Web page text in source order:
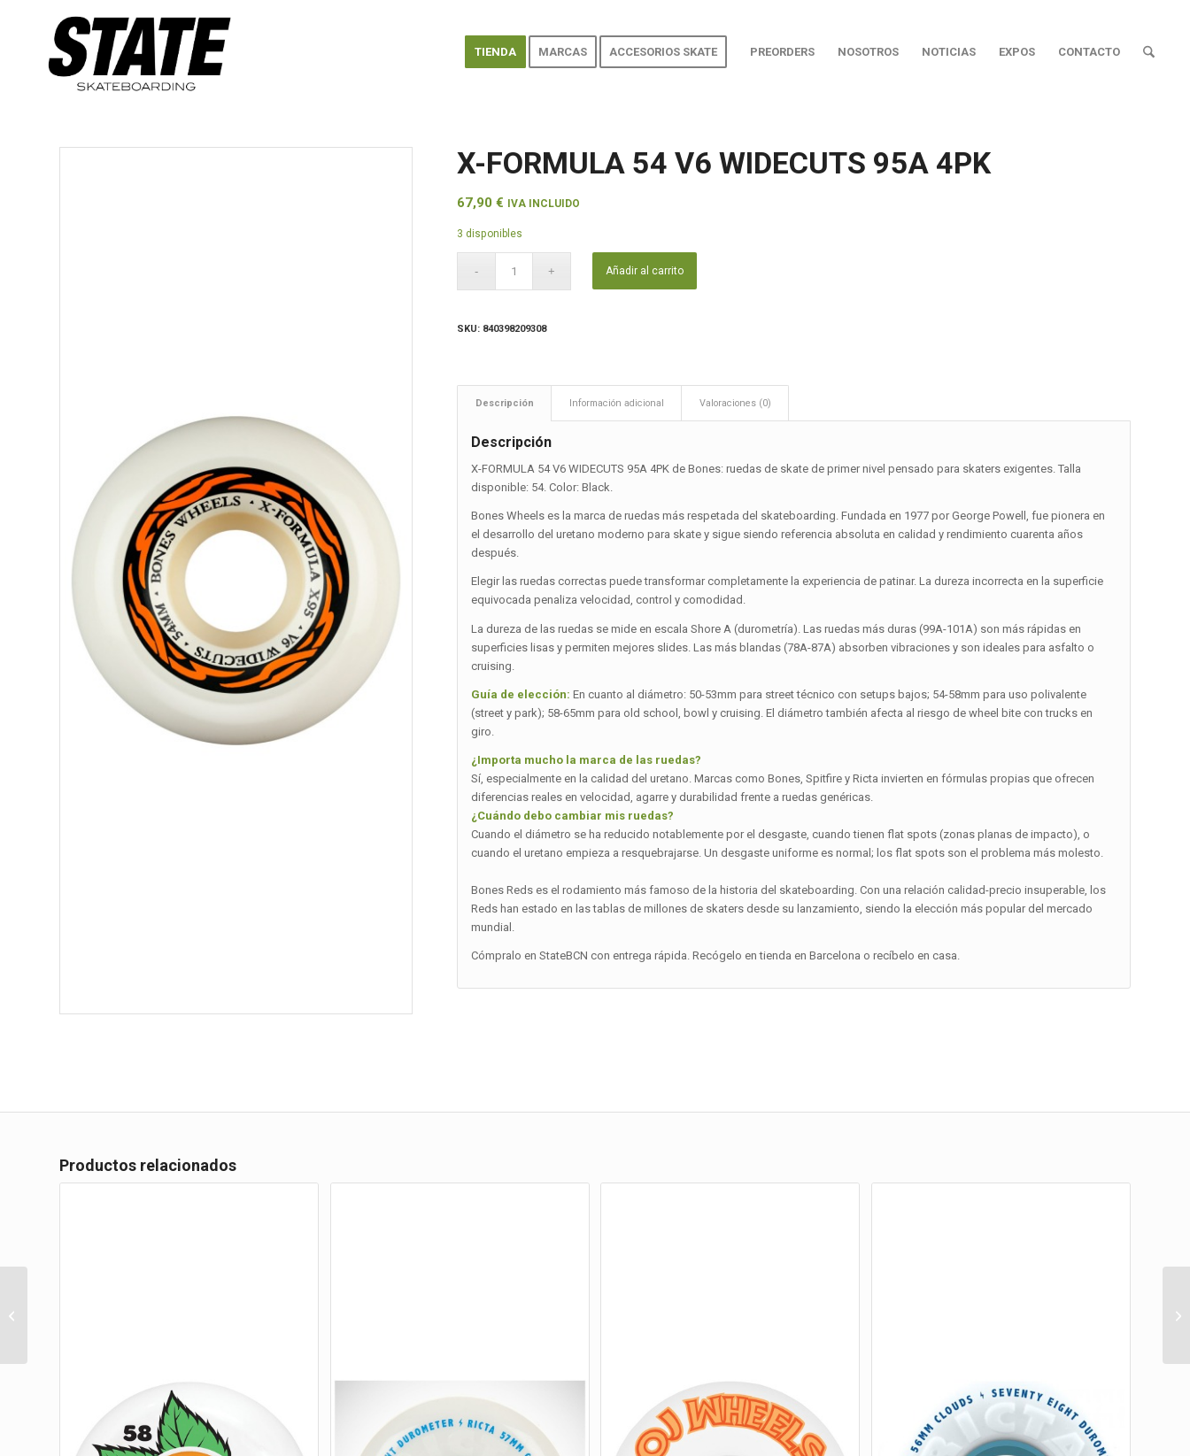
TIENDA MARCAS ACCESORIOS SKATE PREORDERS NOSOTROS NOTICIAS EXPOS CONTACTO
X-FORMULA 54 V6 WIDECUTS 95A 4PK
67,90€ IVA INCLUIDO
3 disponibles
Añadir al carrito
SKU: 840398209308
Descripción Información adicional Valoraciones (0)
Descripción
X-FORMULA 54 V6 WIDECUTS 95A 4PK de Bones: ruedas de skate de primer nivel pensado para skaters exigentes. Talla
disponible: 54. Color: Black.
Bones Wheels es la marca de ruedas más respetada del skateboarding. Fundada en 1977 por George Powell, fue pionera en
el desarrollo del uretano moderno para skate y sigue siendo referencia absoluta en calidad y rendimiento cuarenta años
después.
Elegir las ruedas correctas puede transformar completamente la experiencia de patinar. La dureza incorrecta en la superficie
equivocada penaliza velocidad, control y comodidad.
La dureza de las ruedas se mide en escala Shore A (durometría). Las ruedas más duras (99A-101A) son más rápidas en
superficies lisas y permiten mejores slides. Las más blandas (78A-87A) absorben vibraciones y son ideales para asfalto o
cruising.
Guía de elección: En cuanto al diámetro: 50-53mm para street técnico con setups bajos; 54-58mm para uso polivalente
(street y park); 58-65mm para old school, bowl y cruising. El diámetro también afecta al riesgo de wheel bite con trucks en
giro.
¿Importa mucho la marca de las ruedas?
Sí, especialmente en la calidad del uretano. Marcas como Bones, Spitfire y Ricta invierten en fórmulas propias que ofrecen
diferencias reales en velocidad, agarre y durabilidad frente a ruedas genéricas.
¿Cuándo debo cambiar mis ruedas?
Cuando el diámetro se ha reducido notablemente por el desgaste, cuando tienen flat spots (zonas planas de impacto), o
cuando el uretano empieza a resquebrajarse. Un desgaste uniforme es normal; los flat spots son el problema más molesto.
Bones Reds es el rodamiento más famoso de la historia del skateboarding. Con una relación calidad-precio insuperable, los
Reds han estado en las tablas de millones de skaters desde su lanzamiento, siendo la elección más popular del mercado
mundial.
Cómpralo en StateBCN con entrega rápida. Recógelo en tienda en Barcelona o recíbelo en casa.
Productos relacionados